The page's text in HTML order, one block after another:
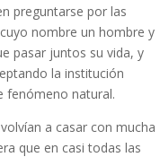
preguntarse por las
nombre un hombre y
pasar juntos su vida, y
la institución
fenómeno natural.
a casar con mucha
que en casi todas las